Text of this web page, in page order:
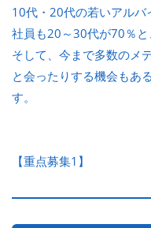
10代・20代の若いアルバ
社員も20～30代が70％
そして、今まで多数のメ
と会ったりする機会もあ
す。
【重点募集1】